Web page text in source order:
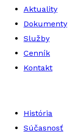
Aktuality
Dokumenty
Služby
Cenník
Kontakt
História
Súčasnosť